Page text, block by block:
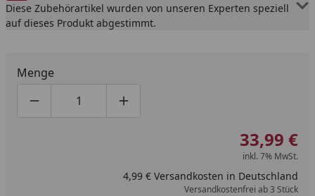
Diese Zubehörartikel wurden von unseren Experten speziell
auf dieses Produkt abgestimmt.
Menge
Produktmenge um eins verringern
Produktmenge manuell eingeben
Produktmenge um eins erhöhen
33,99 €
inkl. 7% MwSt.
4,99 € Versandkosten in Deutschland
Versandkostenfrei ab 3 Stück